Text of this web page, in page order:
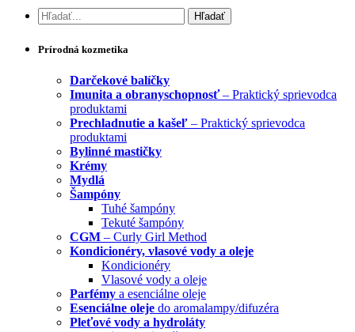
Prírodná kozmetika
Darčekové balíčky
Imunita a obranyschopnosť– Praktický sprievodca
produktami
Prechladnutie a kašeľ – Praktický sprievodca
produktami
Bylinné mastičky
Krémy
Mydlá
Šampóny
Tuhé šampóny
Tekuté šampóny
CGM – Curly Girl Method
Kondicionéry, vlasové vody a oleje
Kondicionéry
Vlasové vody a oleje
Parfémy a esenciálne oleje
Esenciálne oleje do aromalampy/difuzéra
Pleťové vody a hydroláty